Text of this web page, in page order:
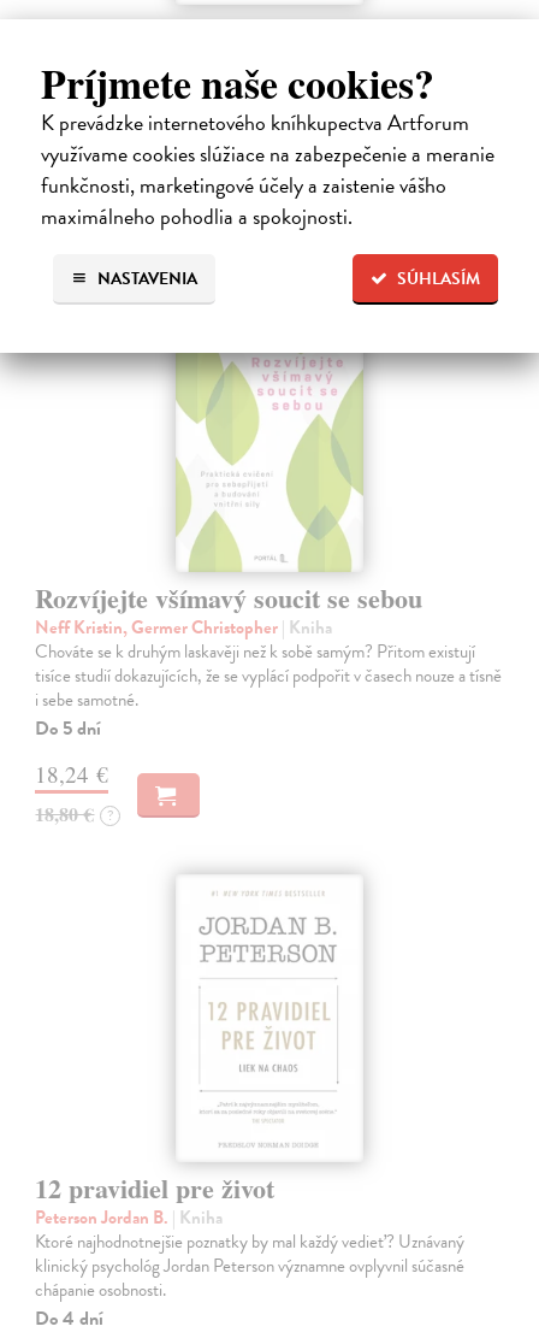
Príjmete naše cookies?
K prevádzke internetového kníhkupectva Artforum
využívame cookies slúžiace na zabezpečenie a meranie
funkčnosti, marketingové účely a zaistenie vášho
maximálneho pohodlia a spokojnosti.
SÚHLASÍM
NASTAVENIA
Menej konať, viac byť
Strávila som roky vo väzení, žila som v zajatí výkonu. Vlastnú hodnotu
som nachádzala v tom, koľko toho zvládnem.
Dodávateľ nemá titul na sklade. Dodanie do cca. 30 dní.
13,29 €
13,99 € ?
Rozvíjejte všímavý soucit se sebou
Neff Kristin, Germer Christopher| Kniha
Chováte se k druhým laskavěji než k sobě samým? Přitom existují
tisíce studií dokazujících, že se vyplácí podpořit v časech nouze a tísně
i sebe samotné.
Do 5 dní
18,24 €
18,80 € ?
12 pravidiel pre život
Peterson Jordan B. | Kniha
Ktoré najhodnotnejšie poznatky by mal každý vedieť? Uznávaný
klinický psychológ Jordan Peterson významne ovplyvnil súčasné
chápanie osobnosti.
Do 4 dní